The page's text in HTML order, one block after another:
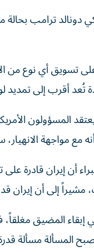
دونالد ترامب
على تسويق أي نوع
أقرب إلى تمديد
المسؤولون
مع مواجهة
أن إيران قادرة
قد تصمد 3 أو 4 أشهر إضافية
إبقاء المضيق
المسألة مسألة